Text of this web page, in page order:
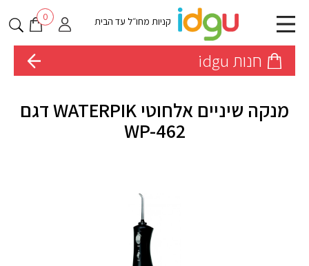
קניות מחו״ל עד הבית 0
חנות idgu
מנקה שיניים אלחוטי WATERPIK דגם
WP-462